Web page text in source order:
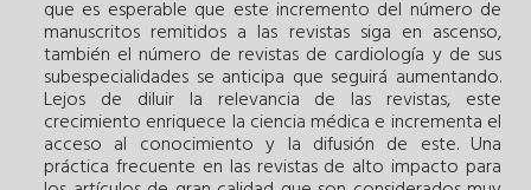
que es esperable que este incremento del número de
manuscritos remitidos a las revistas siga en ascenso,
también el número de revistas de cardiología y de sus
subespecialidades se anticipa que seguirá aumentando.
Lejos de diluir la relevancia de las revistas, este
crecimiento enriquece la ciencia médica e incrementa el
acceso al conocimiento y la difusión de este. Una
práctica frecuente en las revistas de alto impacto para